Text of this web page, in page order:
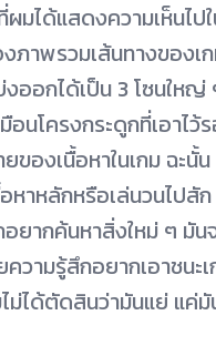
มได้แสดงความเห็นไป
ภาพรวมเส้นทางของเก
ออกได้เป็น 3 โซนใหญ่
อนโครงกระดูกที่เอาไว้
ของเนื้อหาในเกม ฉะนั้
าหลักหรือเล่นวนไปสั
ยากค้นหาสิ่งใหม่ ๆ มั
วามรู้สึกอยากเอาชนะ
ม่ได้ตัดสินว่ามันแย่ แค่มั